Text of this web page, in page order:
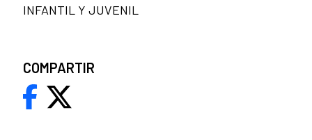
INFANTIL Y JUVENIL
COMPARTIR